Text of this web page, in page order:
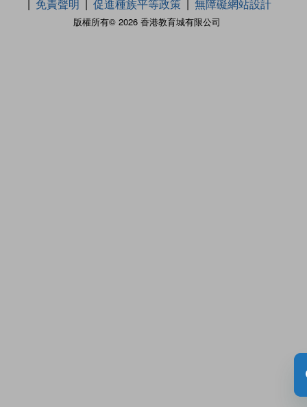
版權所有© 2026 香港教育城有限公司
免責聲明
促進種族平等政策 無障礙網站設計